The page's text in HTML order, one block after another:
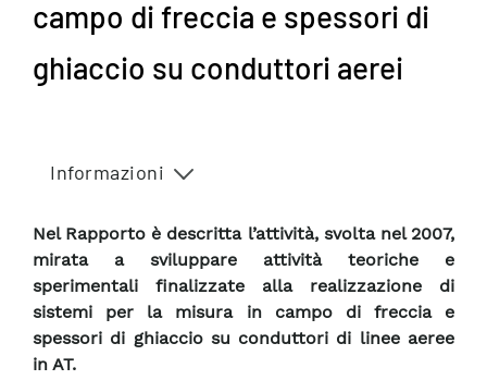
campo di freccia e spessori di
ghiaccio su conduttori aerei
Informazioni
Nel Rapporto è descritta l’attività, svolta nel 2007,
mirata a sviluppare attività teoriche e
sperimentali finalizzate alla realizzazione di
sistemi per la misura in campo di freccia e
spessori di ghiaccio su conduttori di linee aeree
in AT.